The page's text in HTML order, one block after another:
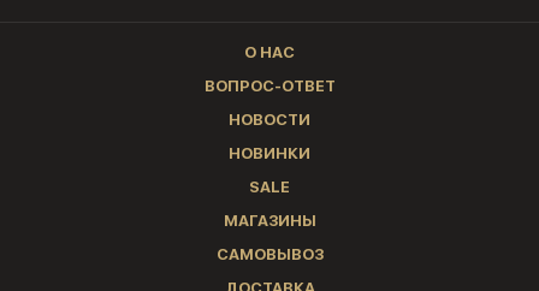
О НАС
ВОПРОС-ОТВЕТ
НОВОСТИ
НОВИНКИ
SALE
МАГАЗИНЫ
САМОВЫВОЗ